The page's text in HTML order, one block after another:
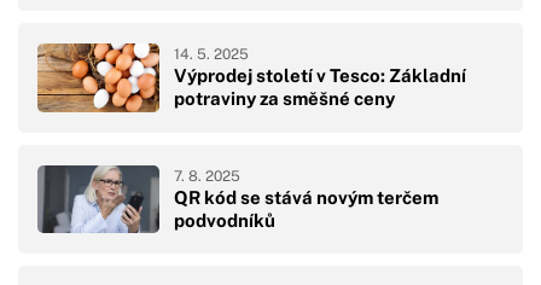
Výprodej století v Tesco: Základní
potraviny za směšné ceny
14. 5. 2025
QR kód se stává novým terčem
podvodníků
7. 8. 2025